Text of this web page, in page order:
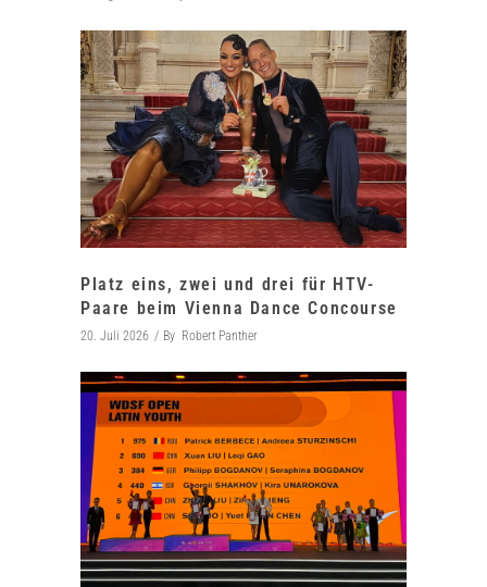
Platz eins, zwei und drei für HTV-
Paare beim Vienna Dance Concourse
20. Juli 2026 By Robert Panther